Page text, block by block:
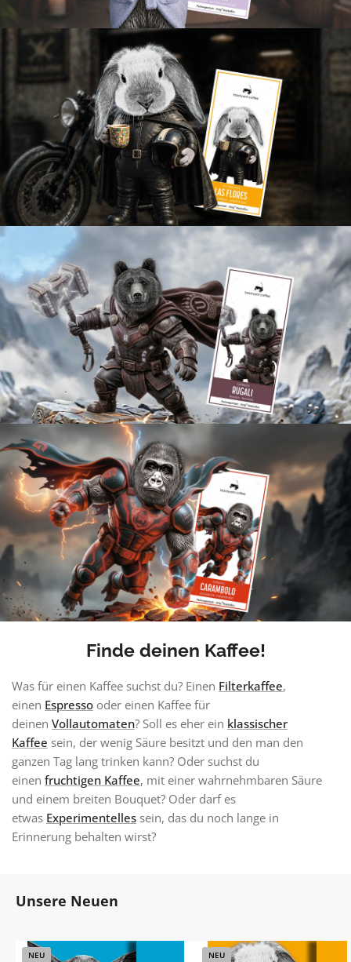
Finde deinen Kaffee!
Was für einen Kaffee suchst du? Einen Filterkaffee,
einen Espresso oder einen Kaffee für
deinen Vollautomaten? Soll es eher ein klassischer
Kaffee sein, der wenig Säure besitzt und den man den
ganzen Tag lang trinken kann? Oder suchst du
einen fruchtigen Kaffee, mit einer wahrnehmbaren Säure
und einem breiten Bouquet? Oder darf es
etwas Experimentelles sein, das du noch lange in
Erinnerung behalten wirst?
Produktgalerie überspringen
Unsere Neuen
NEU NEU